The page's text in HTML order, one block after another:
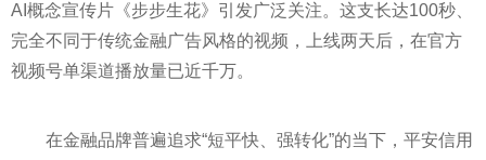
AI概念宣传片《步步生花》引发广泛关注。这支长达100秒、
完全不同于传统金融广告风格的视频，上线两天后，在官方
视频号单渠道播放量已近千万。
在金融品牌普遍追求“短平快、强转化”的当下，平安信用